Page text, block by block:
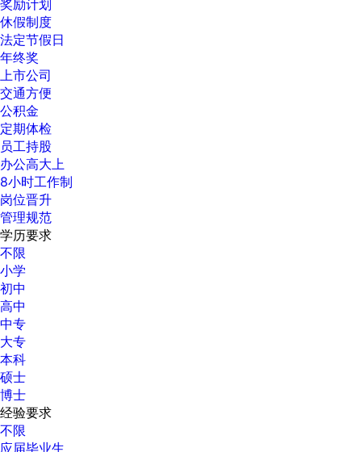
奖励计划
休假制度
法定节假日
年终奖
上市公司
交通方便
公积金
定期体检
员工持股
办公高大上
8小时工作制
岗位晋升
管理规范
学历要求
不限
小学
初中
高中
中专
大专
本科
硕士
博士
经验要求
不限
应届毕业生